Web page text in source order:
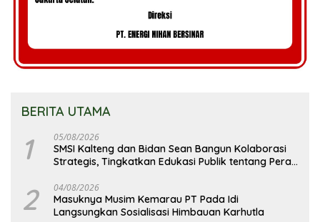
BERITA UTAMA
1 05/08/2026
SMSI Kalteng dan Bidan Sean Bangun Kolaborasi
Strategis, Tingkatkan Edukasi Publik tentang Peran
2 04/08/2026
Masuknya Musim Kemarau PT Pada Idi
Langsungkan Sosialisasi Himbauan Karhutla